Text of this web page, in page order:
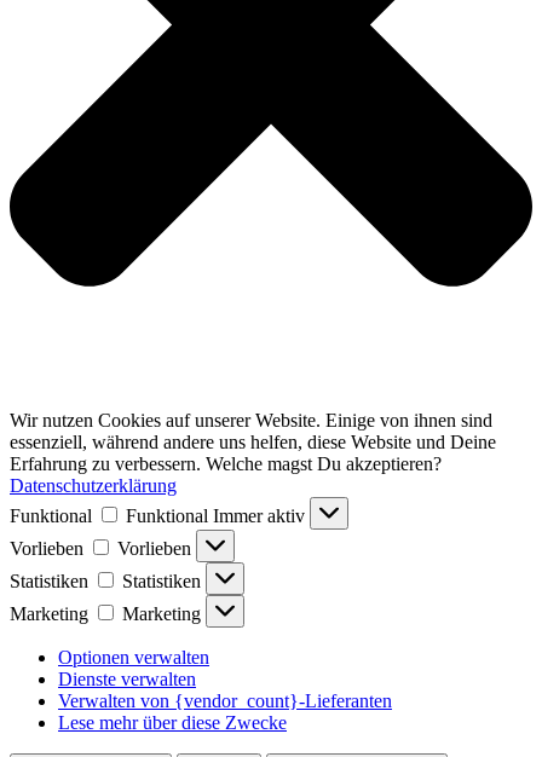
Wir nutzen Cookies auf unserer Website. Einige von ihnen sind
essenziell, während andere uns helfen, diese Website und Deine
Erfahrung zu verbessern. Welche magst Du akzeptieren?
Datenschutzerklärung
Funktional
Funktional Immer aktiv
Vorlieben
Vorlieben
Statistiken
Statistiken
Marketing
Marketing
Optionen verwalten
Dienste verwalten
Verwalten von {vendor_count}-Lieferanten
Lese mehr über diese Zwecke